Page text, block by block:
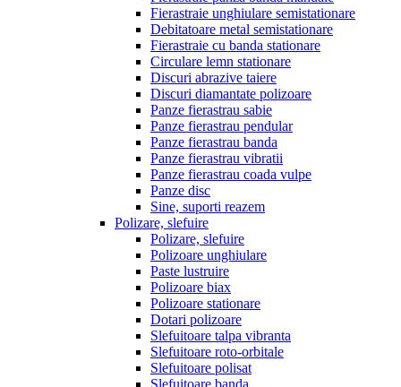
Fierastraie unghiulare semistationare
Debitatoare metal semistationare
Fierastraie cu banda stationare
Circulare lemn stationare
Discuri abrazive taiere
Discuri diamantate polizoare
Panze fierastrau sabie
Panze fierastrau pendular
Panze fierastrau banda
Panze fierastrau vibratii
Panze fierastrau coada vulpe
Panze disc
Sine, suporti reazem
Polizare, slefuire
Polizare, slefuire
Polizoare unghiulare
Paste lustruire
Polizoare biax
Polizoare stationare
Dotari polizoare
Slefuitoare talpa vibranta
Slefuitoare roto-orbitale
Slefuitoare polisat
Slefuitoare banda